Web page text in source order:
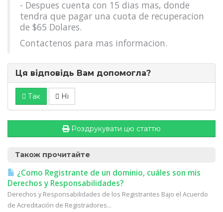
- Despues cuenta con 15 dias mas, donde
tendra que pagar una cuota de recuperacion
de $65 Dolares.
Contactenos para mas informacion.
Ця відповідь Вам допомогла?
Так Ні
Роздрукувати цю статтю
Також прочитайте
¿Como Registrante de un dominio, cuáles son mis
Derechos y Responsabilidades?
Derechos y Responsabilidades de los Registrantes Bajo el Acuerdo
de Acreditación de Registradores...